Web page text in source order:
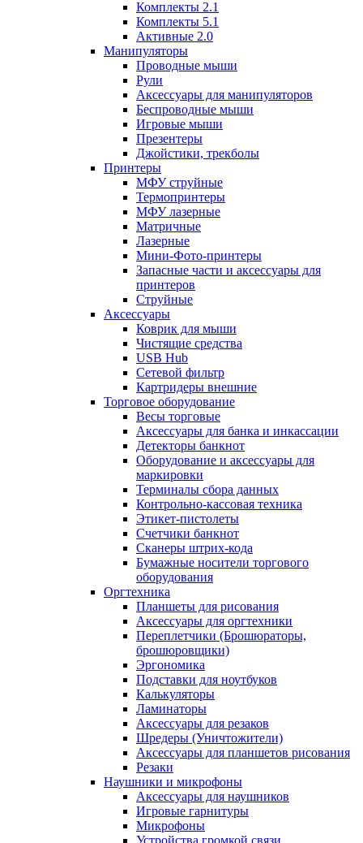
Комплекты 2.1
Комплекты 5.1
Активные 2.0
Манипуляторы
Проводные мыши
Рули
Аксессуары для манипуляторов
Беспроводные мыши
Игровые мыши
Презентеры
Джойстики, трекболы
Принтеры
МФУ струйные
Термопринтеры
МФУ лазерные
Матричные
Лазерные
Мини-Фото-принтеры
Запасные части и аксессуары для
принтеров
Струйные
Аксессуары
Коврик для мыши
Чистящие средства
USB Hub
Сетевой фильтр
Картридеры внешние
Торговое оборудование
Весы торговые
Аксессуары для банка и инкассации
Детекторы банкнот
Оборудование и аксессуары для
маркировки
Терминалы сбора данных
Контрольно-кассовая техника
Этикет-пистолеты
Счетчики банкнот
Сканеры штрих-кода
Бумажные носители торгового
оборудования
Оргтехника
Планшеты для рисования
Аксессуары для оргтехники
Переплетчики (Брошюраторы,
брошюровщики)
Эргономика
Подставки для ноутбуков
Калькуляторы
Ламинаторы
Аксессуары для резаков
Шредеры (Уничтожители)
Аксессуары для планшетов рисования
Резаки
Наушники и микрофоны
Аксессуары для наушников
Игровые гарнитуры
Микрофоны
Устройства громкой связи